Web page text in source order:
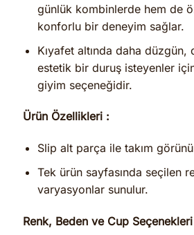
günlük kombinlerde hem de
konforlu bir deneyim sağlar.
Kıyafet altında daha
estetik bir duruş isteyenler
giyim seçeneğidir.
Ürün Özellikleri :
Slip alt parça ile takım
Tek ürün sayfasında seçilen
varyasyonlar sunulur.
Renk, Beden ve Cup